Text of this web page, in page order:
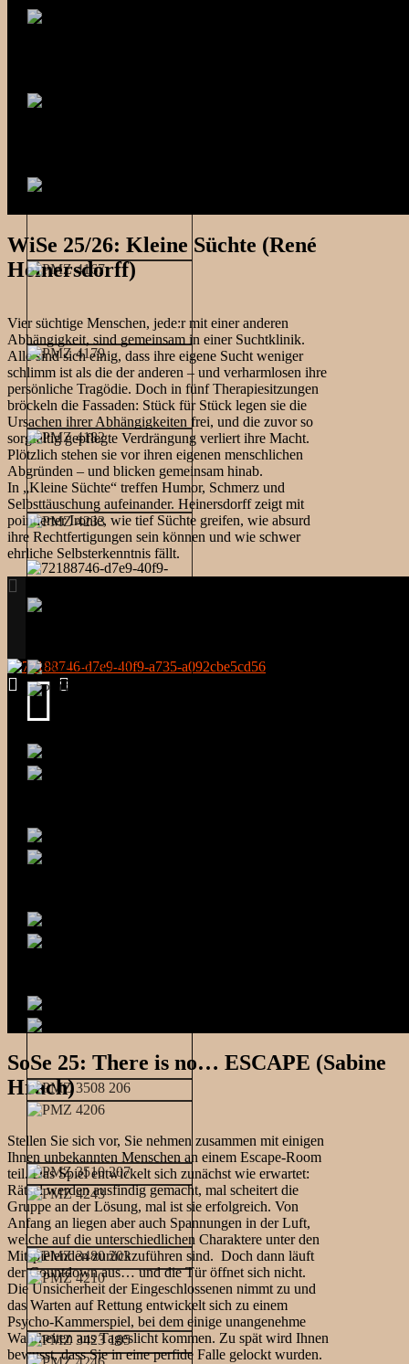
WiSe 25/26: Kleine Süchte (René
Heinersdorff)
Vier süchtige Menschen, jede:r mit einer anderen
Abhängigkeit, sind gemeinsam in einer Suchtklinik.
Alle sind sich einig, dass ihre eigene Sucht weniger
schlimm ist als die der anderen – und verharmlosen ihre
persönliche Tragödie. Doch in fünf Therapiesitzungen
bröckeln die Fassaden: Stück für Stück legen sie die
Ursachen ihrer Abhängigkeiten frei, und die zuvor so
sorgfältig gepflegte Verdrängung verliert ihre Macht.
Plötzlich stehen sie vor ihren eigenen menschlichen
Abgründen – und blicken gemeinsam hinab.
In „Kleine Süchte“ treffen Humor, Schmerz und
Selbsttäuschung aufeinander. Heinersdorff zeigt mit
pointierter Ironie, wie tief Süchte greifen, wie absurd
ihre Rechtfertigungen sein können und wie schwer
ehrliche Selbsterkenntnis fällt.
SoSe 25: There is no… ESCAPE (Sabine
Hrach)
Stellen Sie sich vor, Sie nehmen zusammen mit einigen
Ihnen unbekannten Menschen an einem Escape-Room
teil. Das Spiel entwickelt sich zunächst wie erwartet:
Rätsel werden ausfindig gemacht, mal scheitert die
Gruppe an der Lösung, mal ist sie erfolgreich. Von
Anfang an liegen aber auch Spannungen in der Luft,
welche auf die unterschiedlichen Charaktere unter den
Mitspielenden zurückzuführen sind. Doch dann läuft
der Countdown aus… und die Tür öffnet sich nicht.
Die Unsicherheit der Eingeschlossenen nimmt zu und
das Warten auf Rettung entwickelt sich zu einem
Psycho-Kammerspiel, bei dem einige unangenehme
Wahrheiten ans Tageslicht kommen. Zu spät wird Ihnen
bewusst, dass Sie in eine perfide Falle gelockt wurden.